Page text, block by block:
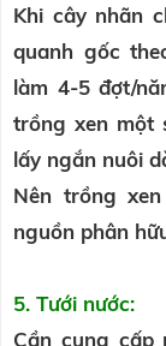
Khi cây nhãn
quanh gốc
làm 4-5 đợt/
trồng xen một
lấy ngắn nuôi
Nên trồng
nguồn phân
5. Tưới nước:
Cần cung cấp